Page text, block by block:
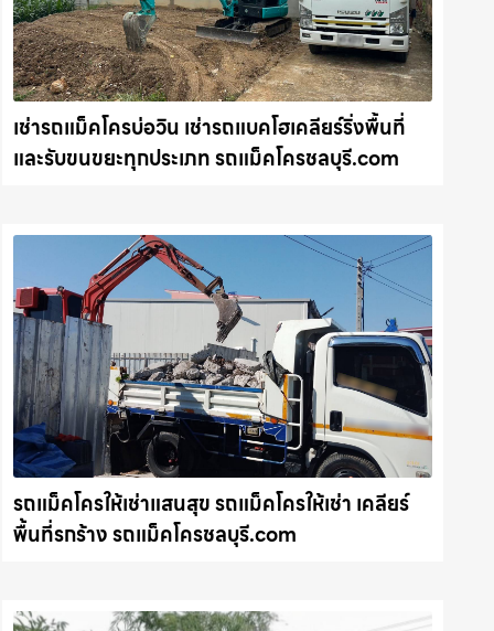
เช่ารถแม็คโครบ่อวิน เช่ารถแบคโฮเคลียร์ริ่งพื้นที่
และรับขนขยะทุกประเภท รถแม็คโครชลบุรี.com
รถแม็คโครให้เช่าแสนสุข รถแม็คโครให้เช่า เคลียร์
พื้นที่รกร้าง รถแม็คโครชลบุรี.com